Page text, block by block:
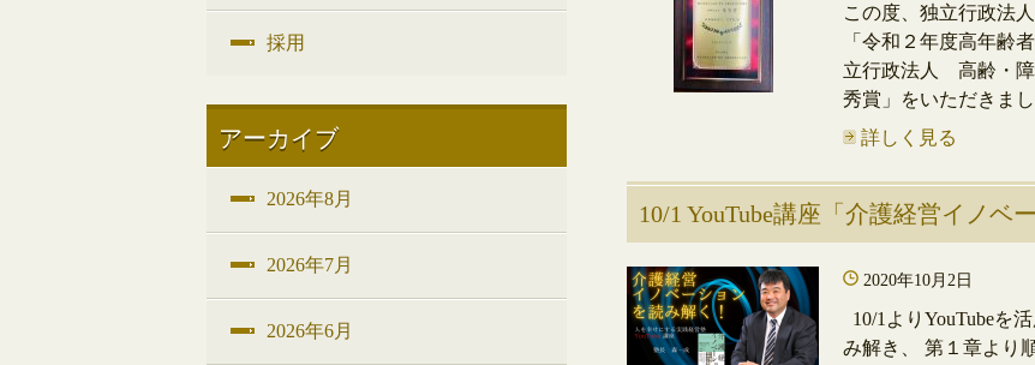
この度、独立行政法
「令和２年度高年齢
立行政法人 高齢・
秀賞」をいただきま
詳しく見る
10/1 YouTube講座「介護経営イノベ
2020年10月2日
10/1よりYouTubeを
み解き、 第１章より
採用
アーカイブ
2026年8月
2026年7月
2026年6月